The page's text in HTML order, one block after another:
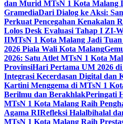
dan Murid MTsN 1 Kota Malang
GramediaDari Dialog ke Aksi:
Perkuat Pencegahan Kenakalan
Lolos Desk Evaluasi Tahap I ZI-
IIMTsN 1 Kota Malang Jadi
2026 Piala Wali Kota Malang
2026: Satu Atlet MTsN 1 Kota
ProvinsiHari Pertama UM 2026
Integrasi Kecerdasan Digital dan
Kartini Menggema di MTsN 1
Berilmu dan BerakhlakPeringati
MTsN 1 Kota Malang Raih
Agama RIRefleksi Halalbihalal
MTsN 1 Kota Malang Raih